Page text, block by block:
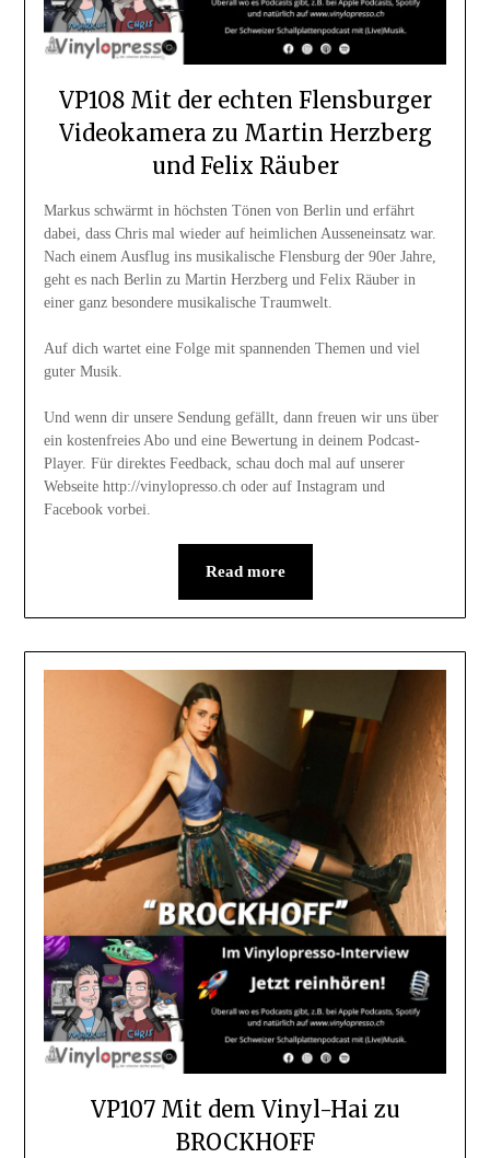
VP108 Mit der echten Flensburger
Videokamera zu Martin Herzberg
und Felix Räuber
Markus schwärmt in höchsten Tönen von Berlin und erfährt
dabei, dass Chris mal wieder auf heimlichen Ausseneinsatz war.
Nach einem Ausflug ins musikalische Flensburg der 90er Jahre,
geht es nach Berlin zu Martin Herzberg und Felix Räuber in
einer ganz besondere musikalische Traumwelt.
Auf dich wartet eine Folge mit spannenden Themen und viel
guter Musik.
Und wenn dir unsere Sendung gefällt, dann freuen wir uns über
ein kostenfreies Abo und eine Bewertung in deinem Podcast-
Player. Für direktes Feedback, schau doch mal auf unserer
Webseite http://vinylopresso.ch oder auf Instagram und
Facebook vorbei.
Read more
VP107 Mit dem Vinyl-Hai zu
BROCKHOFF